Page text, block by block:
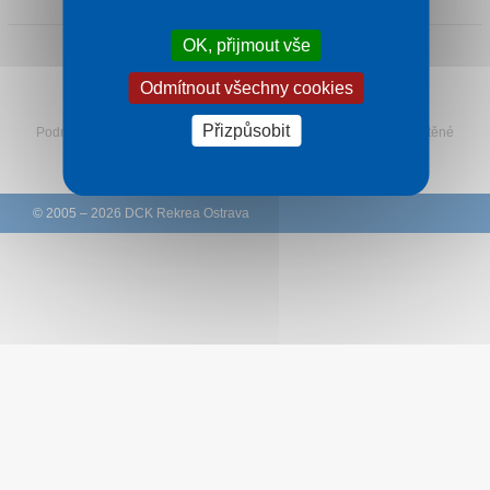
Sledujte Rekreu na Facebooku
Podmínky Ochrana osobních údajů zákazníků
Tištěné
© 2005 – 2026 DCK Rekrea Ostrava
OK, přijmout vše
Odmítnout všechny cookies
Přizpůsobit